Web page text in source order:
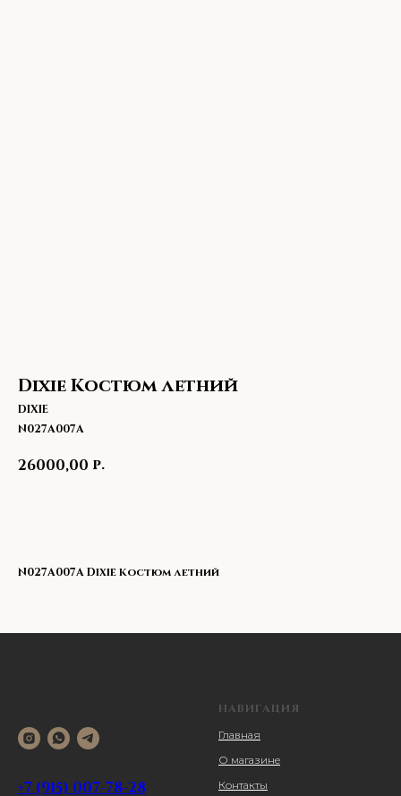
Dixie Костюм летний
DIXIE
N027A007A
26000,00 р.
N027A007A Dixie Костюм летний
+7 (915) 007-78-28
НАВИГАЦИЯ
Главная
О магазине
Контакты